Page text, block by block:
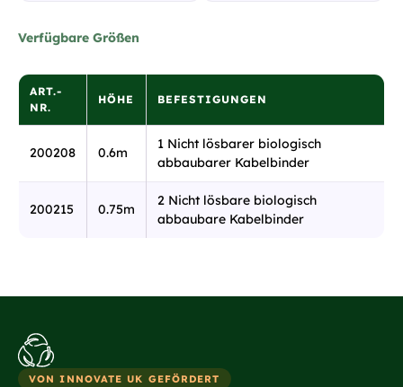
Verfügbare Größen
ART.-
NR.
HÖHE BEFESTIGUNGEN
200208 0.6m
1 Nicht lösbarer biologisch
abbaubarer Kabelbinder
200215 0.75m
2 Nicht lösbare biologisch
abbaubare Kabelbinder
VON INNOVATE UK GEFÖRDERT